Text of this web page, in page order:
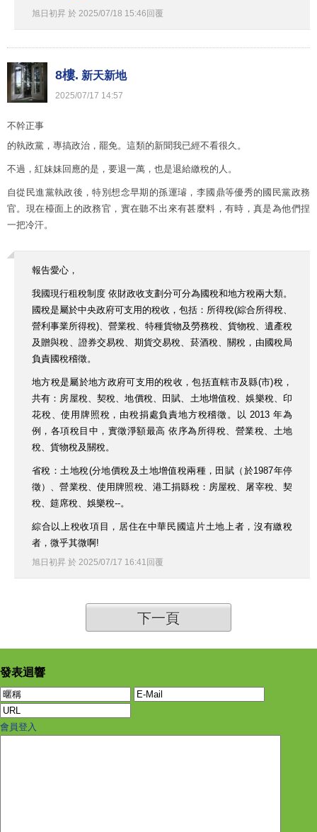
旭日初昇 於 2025/07/18 15:46 回覆
8樓. 新天新地
2025/07/17 14:57
不幹正事
的執政黨，專搞政治，罷免。這類的新聞我已經不看很久。
不過，紅妹妹回應的是，要退一萬，也是退給繳稅的人。
自從民進黨執政後，特別想念早期的孫運璿，李國鼎等優秀的國民黨政務
官。現在檯面上的政務官，實在聽不出來有甚麼料，有時，真是為他們捏
一把冷汗。
報告愛心，
我國現行租稅制度 依財政收支劃分可分為國稅和地方稅兩大類。
國稅是屬於中央政府可支用的稅收，包括：所得稅(綜合所得稅、
營利事業所得稅)、營業稅、特種貨物及勞務稅、貨物稅、遺產稅
及贈與稅、證券交易稅、期貨交易稅、菸酒稅、關稅，由國稅局
負責國稅稽徵。
地方稅是屬於地方政府可支用的稅收，包括直轄市及縣(市)稅，
共有：房屋稅、契稅、地價稅、田賦、土地增值稅、娛樂稅、印
花稅、使用牌照稅，由稅捐處負責地方稅稽徵。以 2013 年為
例，各項稅目中，實徵淨額最高 依序為所得稅、營業稅、土地
稅、貨物稅及關稅。
省稅：土地稅(分地價稅及土地增值稅兩種，田賦（於1987年停
徵）、營業稅、使用牌照稅、港工捐縣稅：房屋稅、屠宰稅、契
稅、筵席稅、娛樂稅--。
綜合以上稅收項目，居住在中華民國這片土地上者，沒有繳稅
者，微乎其微啊!
旭日初昇 於 2025/07/17 16:41 回覆
下一頁
發表迴響
會員登入